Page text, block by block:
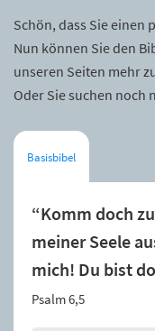
Schön, dass Sie einen
Nun können Sie den
unseren Seiten mehr
Oder Sie suchen noch
Basisbibel
“Komm doch
meiner Seele
mich! Du bist
Psalm 6,5